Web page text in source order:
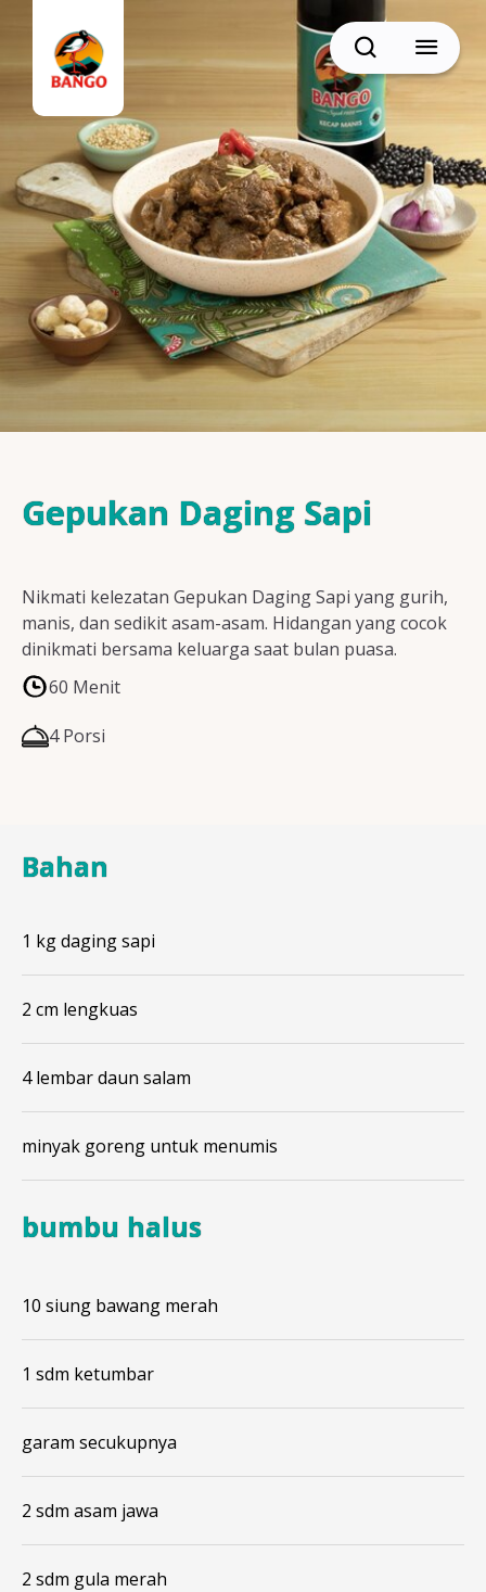
BACK
Resep Sate
Resep Semur
Resep Daging
Resep Ikan
Semua Resep
Cari
Gepukan Daging Sapi
Nikmati kelezatan Gepukan Daging Sapi yang gurih,
manis, dan sedikit asam-asam. Hidangan yang cocok
dinikmati bersama keluarga saat bulan puasa.
60 Menit
4 Porsi
Bahan
1 kg daging sapi
2 cm lengkuas
4 lembar daun salam
minyak goreng untuk menumis
bumbu halus
10 siung bawang merah
1 sdm ketumbar
garam secukupnya
2 sdm asam jawa
2 sdm gula merah